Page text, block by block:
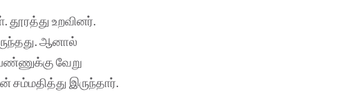
உறவினர்.
ஆனால்
வேறு
சம்மதித்து இருந்தார்.